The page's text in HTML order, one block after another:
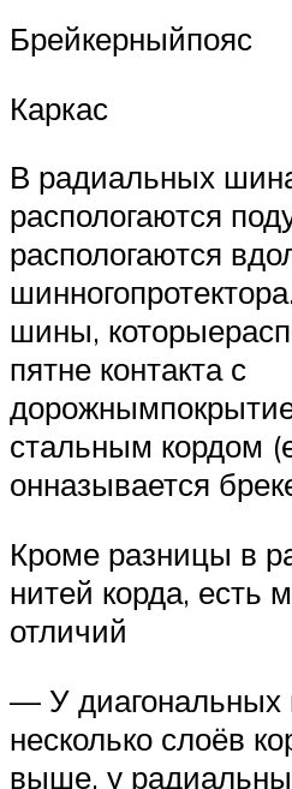
Брейкерныйпояс
Каркас
В радиальных
распологаются
распологаются
шины,
пятне контакта с
стальным кордом
онназывается
Кроме разницы в
нитей корда, есть
отличий
— У
несколько слоёв
выше, у